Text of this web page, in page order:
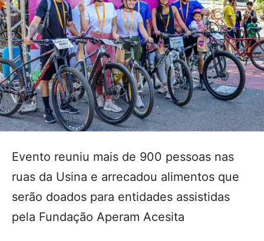
Evento reuniu mais de 900 pessoas nas
ruas da Usina e arrecadou alimentos que
serão doados para entidades assistidas
pela Fundação Aperam Acesita